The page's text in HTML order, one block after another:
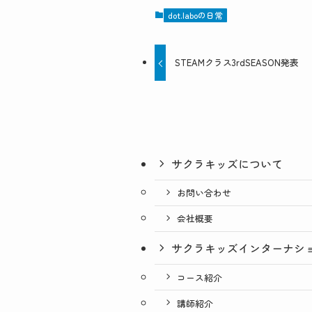
dot.laboの日常
STEAMクラス3rdSEASON発表
サクラキッズについて
お問い合わせ
会社概要
サクラキッズインターナシ
コース紹介
講師紹介